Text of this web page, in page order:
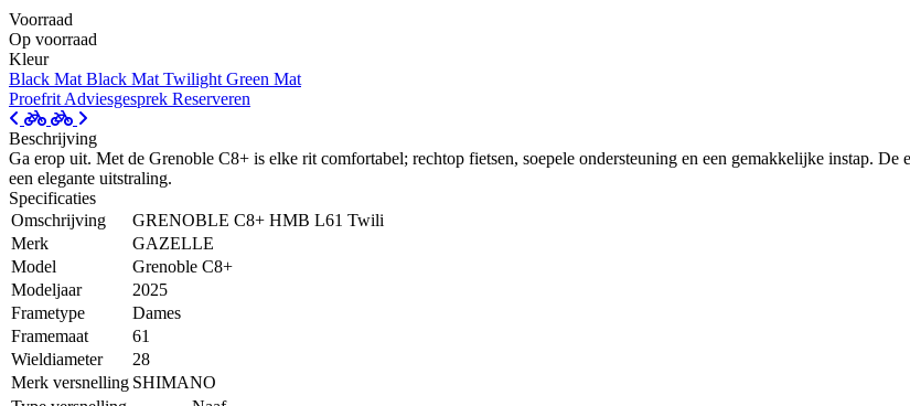
Voorraad
Op voorraad
Kleur
Black Mat Black Mat Twilight Green Mat
Proefrit Adviesgesprek Reserveren
Beschrijving
Ga erop uit. Met de Grenoble C8+ is elke rit comfortabel; rechtop fietsen, soepele ondersteuning en een gemakkelijke instap.
een elegante uitstraling.
Specificaties
Omschrijving
GRENOBLE C8+ HMB L61 Twili
Merk
GAZELLE
Model
Grenoble C8+
Modeljaar
2025
Frametype
Dames
Framemaat
61
Wieldiameter
28
Merk versnelling SHIMANO